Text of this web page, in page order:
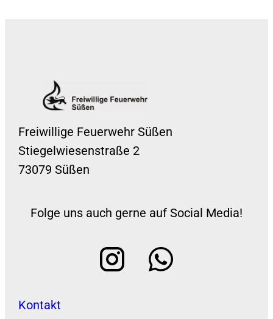
Freiwillige Feuerwehr Süßen
Stiegelwiesenstraße 2
73079 Süßen
Folge uns auch gerne auf Social Media!
Kontakt